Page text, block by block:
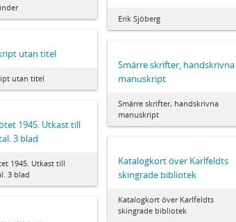
Erik Sjöberg
utan titel
utan titel
Smärre skrifter, handskrivna
manuskript
Smärre skrifter, handskrivna
manuskript
1945. Utkast till
3 blad
1945. Utkast till
3 blad
Katalogkort över Karlfeldts
skingrade bibliotek
Katalogkort över Karlfeldts
skingrade bibliotek